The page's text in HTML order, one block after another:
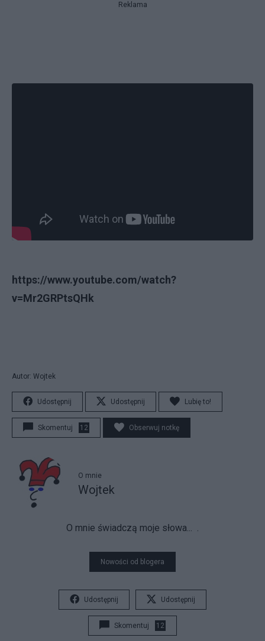
Reklama
https://www.youtube.com/watch?
v=Mr2GRPtsQHk
Autor: Wojtek
Udostępnij Udostępnij Lubię to!
Skomentuj 12 Obserwuj notkę
O mnie
Wojtek
O mnie świadczą moje słowa... .
Nowości od blogera
Udostępnij Udostępnij
Skomentuj 12